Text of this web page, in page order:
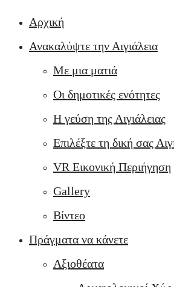
Αρχική
Ανακαλύψτε την Αιγιάλεια
Με μια ματιά
Οι δημοτικές ενότητες
Η γεύση της Αιγιάλειας
Επιλέξτε τη δική σας
VR Εικονική Περιήγηση
Gallery
Βίντεο
Πράγματα να κάνετε
Αξιοθέατα